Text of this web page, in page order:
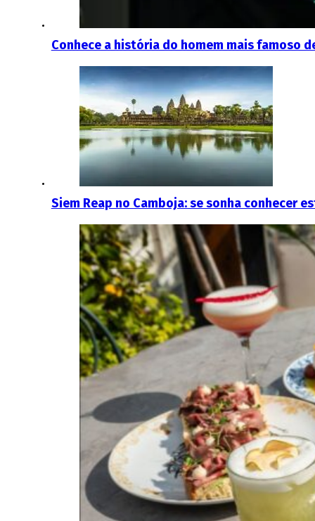
Conhece a história do homem mais famoso
Siem Reap no Camboja: se sonha conhecer